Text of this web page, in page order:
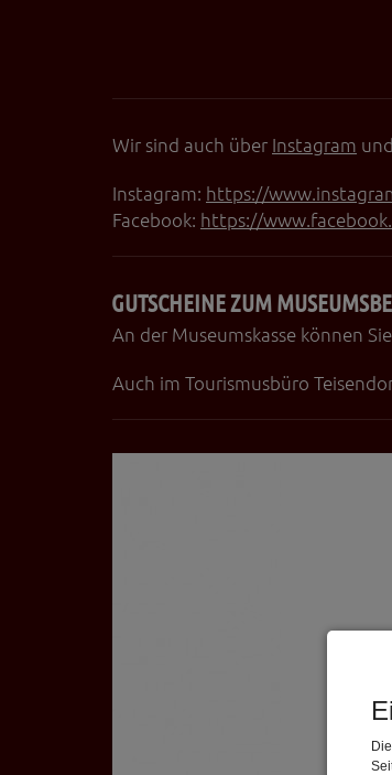
Wir sind auch über Instagram und
Instagram: https://
Facebook: https://
GUTSCHEINE ZUM
An der Museumskasse können
Auch im Tourismusbüro